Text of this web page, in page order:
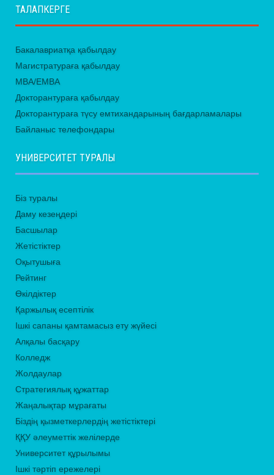
ТАЛАПКЕРГЕ
Бакалавриатқа қабылдау
Магистратураға қабылдау
MBA/EMBA
Докторантураға қабылдау
Докторантураға түсу емтихандарының бағдарламалары
Байланыс телефондары
УНИВЕРСИТЕТ ТУРАЛЫ
Біз туралы
Даму кезеңдері
Басшылар
Жетістіктер
Оқытушыға
Рейтинг
Өкілдіктер
Қаржылық есептілік
Ішкі сапаны қамтамасыз ету жүйесі
Алқалы басқару
Колледж
Жолдаулар
Стратегиялық құжаттар
Жаңалықтар мұрағаты
Біздің қызметкерлердің жетістіктері
ҚҚУ әлеуметтік желілерде
Университет құрылымы
Ішкі тәртіп ережелері